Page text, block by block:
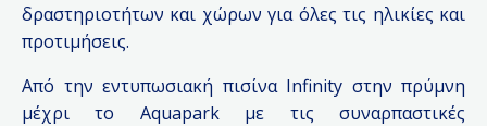
δραστηριοτήτων και χώρων για όλες τις ηλικίες και
προτιμήσεις.
Από την εντυπωσιακή πισίνα Infinity στην πρύμνη
μέχρι το Aquapark με τις συναρπαστικές